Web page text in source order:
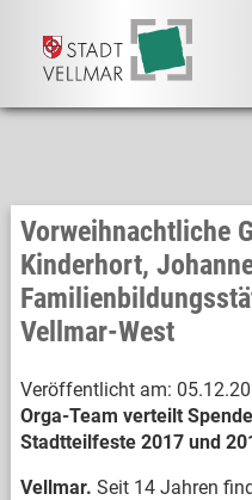
Vorweihnachtliche
Kinderhort,
Vellmar-West
Veröffentlicht am:
Orga-Team verteilt
Stadtteilfeste 2017 und
Vellmar. Seit 14 Jahren